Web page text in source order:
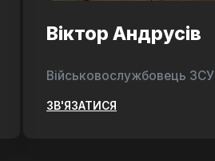
Віктор Андрусів
Військовослужбовець ЗСУ
ЗВ'ЯЗАТИСЯ